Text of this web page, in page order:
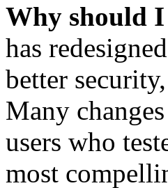
Why should
has
better
Many
users who
most